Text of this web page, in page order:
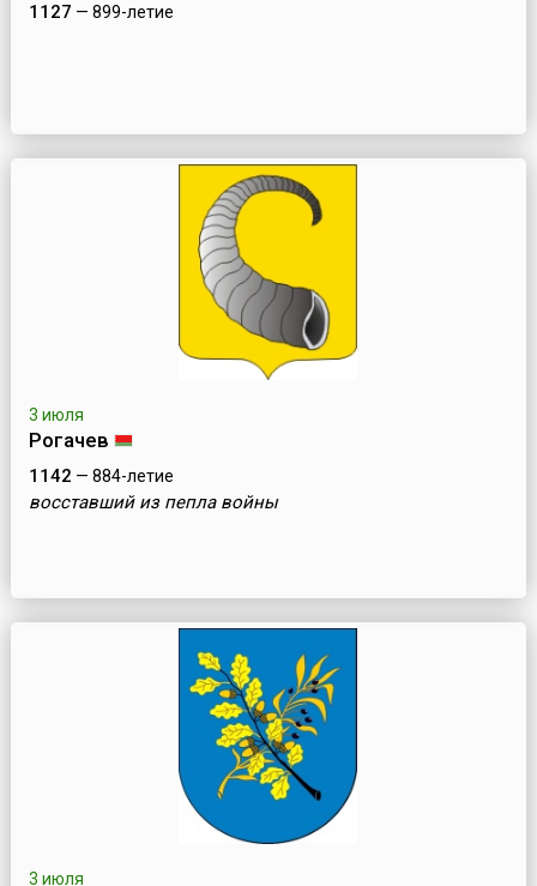
1127 — 899-летие
3 июля
Рогачев
1142 — 884-летие
восставший из пепла войны
3 июля